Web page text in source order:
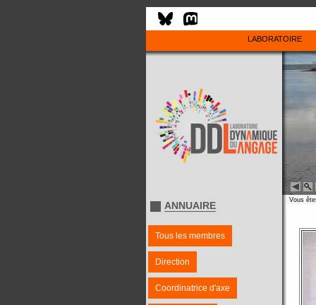
LABORATOIRE
ANNUAIRE
Tous les membres
Direction
Coordinatrice d'axe
Vous